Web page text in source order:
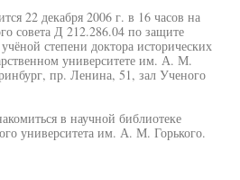
22 декабря 2006 г. в 16 часов на
совета Д 212.286.04 по защите
степени доктора исторических
университете им. А. М.
пр. Ленина, 51, зал Ученого
в научной библиотеке
университета им. А. М. Горького.